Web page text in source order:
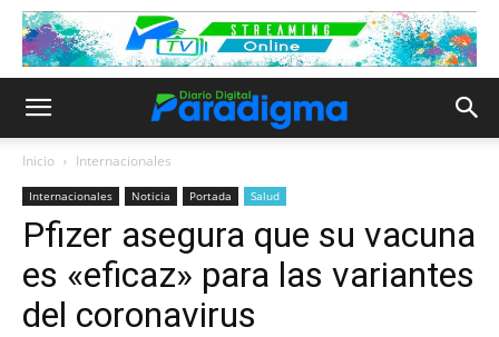
Inicio Internacionales
Internacionales Noticia Portada Salud
Pfizer asegura que su vacuna
es «eficaz» para las variantes
del coronavirus